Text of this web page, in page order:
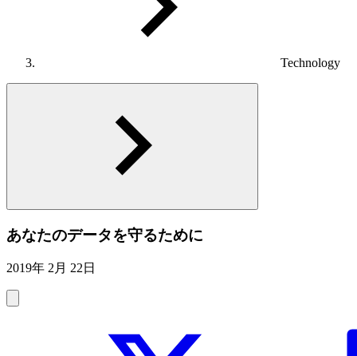
Technology
あなたのデータを守るために
2019年 2月 22日